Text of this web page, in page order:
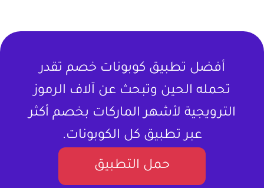
أفضل تطبيق كوبونات خصم تقدر
تحمله الحين وتبحث عن آلاف الرموز
الترويجية لأشهر الماركات بخصم أكثر
عبر تطبيق كل الكوبونات.
حمل التطبيق